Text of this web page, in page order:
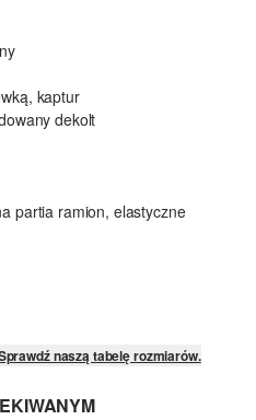
kaptur
dekolt
partia ramion, elastyczne
naszą tabelę rozmiarów.